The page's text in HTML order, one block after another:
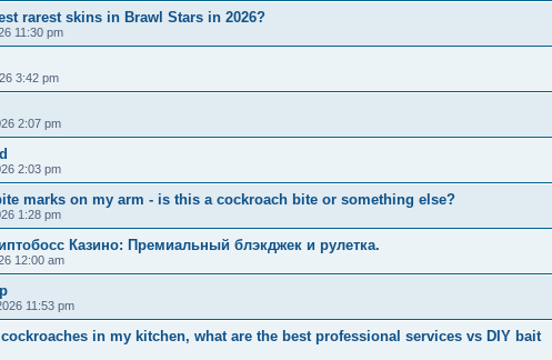
rarest skins in Brawl Stars in 2026?
11:30 pm
3:42 pm
2:07 pm
2:03 pm
marks on my arm - is this a cockroach bite or something else?
1:28 pm
Казино: Премиальный блэкджек и рулетка.
12:00 am
11:53 pm
in my kitchen, what are the best professional services vs DIY bait